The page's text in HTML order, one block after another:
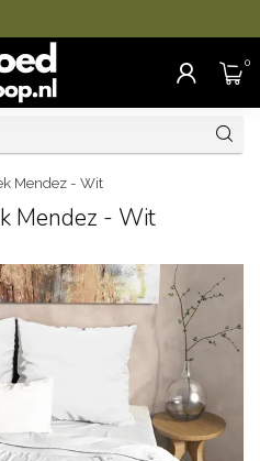
0
Mendez - Wit
Mendez - Wit